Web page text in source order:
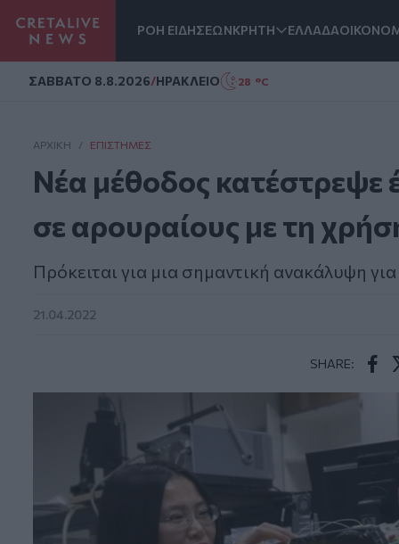
ΡΟΗ ΕΙΔΗΣΕΩΝΚΡΗΤΗ ΕΛΛΑΔΑ
ΣAΒΒΑΤΟ 8.8.2026/ΗΡΑΚΛΕΙΟ 28 °C
ΑΡΧΙΚΗ / ΕΠΙΣΤΉΜΕΣ
Νέα μέθοδος κατέστρεψε
σε αρουραίους με τη
Πρόκειται για μια σημαντική ανακάλυψη
21.04.2022
SHARE: